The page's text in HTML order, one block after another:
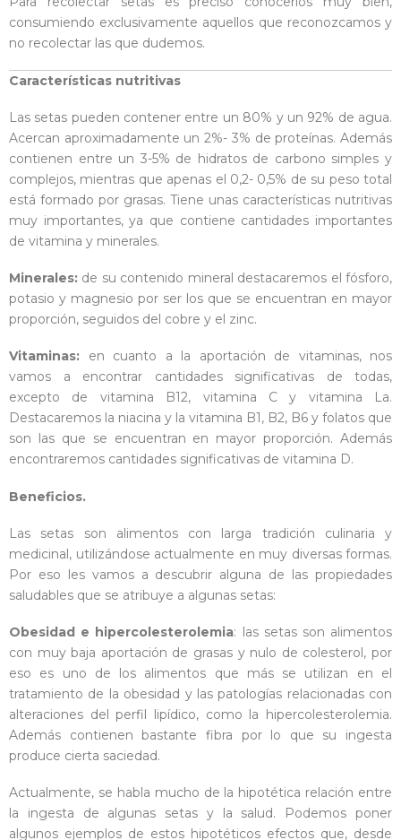
consumiendo exclusivamente aquellos que reconozcamos y
no recolectar las que dudemos.
Características nutritivas
Las setas pueden contener entre un 80% y un 92% de agua.
Acercan aproximadamente un 2%- 3% de proteínas. Además
contienen entre un 3-5% de hidratos de carbono simples y
complejos, mientras que apenas el 0,2- 0,5% de su peso total
está formado por grasas. Tiene unas características nutritivas
muy importantes, ya que contiene cantidades importantes
de vitamina y minerales.
Minerales: de su contenido mineral destacaremos el fósforo,
potasio y magnesio por ser los que se encuentran en mayor
proporción, seguidos del cobre y el zinc.
Vitaminas: en cuanto a la aportación de vitaminas, nos
vamos a encontrar cantidades significativas de todas,
excepto de vitamina B12, vitamina C y vitamina La.
Destacaremos la niacina y la vitamina B1, B2, B6 y folatos que
son las que se encuentran en mayor proporción. Además
encontraremos cantidades significativas de vitamina D.
Beneficios.
Las setas son alimentos con larga tradición culinaria y
medicinal, utilizándose actualmente en muy diversas formas.
Por eso les vamos a descubrir alguna de las propiedades
saludables que se atribuye a algunas setas:
Obesidad e hipercolesterolemia: las setas son alimentos
con muy baja aportación de grasas y nulo de colesterol, por
eso es uno de los alimentos que más se utilizan en el
tratamiento de la obesidad y las patologías relacionadas con
alteraciones del perfil lipídico, como la hipercolesterolemia.
Además contienen bastante fibra por lo que su ingesta
produce cierta saciedad.
Actualmente, se habla mucho de la hipotética relación entre
la ingesta de algunas setas y la salud. Podemos poner
algunos ejemplos de estos hipotéticos efectos que, desde